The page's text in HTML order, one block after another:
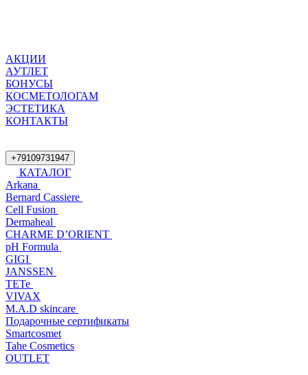
АКЦИИ
АУТЛЕТ
БОНУСЫ
КОСМЕТОЛОГАМ
ЭСТЕТИКА
КОНТАКТЫ
+79109731947
КАТАЛОГ
Arkana
Bernard Cassiere
Cell Fusion
Dermaheal
CHARME D’ORIENT
pH Formula
GIGI
JANSSEN
TETe
VIVAX
M.A.D skincare
Подарочные сертификаты
Smartcosmet
Tahe Cosmetics
OUTLET